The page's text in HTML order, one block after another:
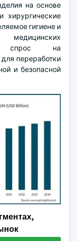
на основе
хирургические
гигиене и
спрос на
переработки
и безопасной